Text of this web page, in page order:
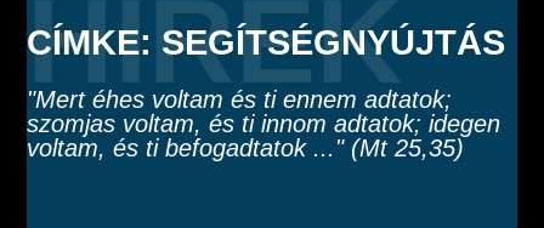
CÍMKE: SEGÍTSÉGNYÚJTÁS
"Mert éhes voltam és ti ennem adtatok;
szomjas voltam, és ti innom adtatok; idegen
voltam, és ti befogadtatok ..." (Mt 25,35)